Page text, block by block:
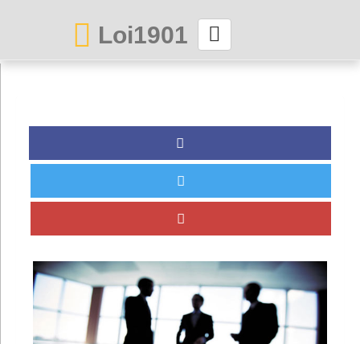
Loi1901
Abonnez-vous à LettrAsso
Menu général
ServiceAsso
Partager
VieAsso